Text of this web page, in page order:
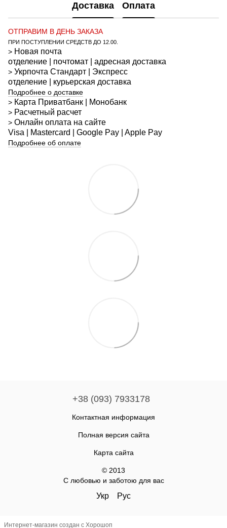
Доставка Оплата
ОТПРАВИМ В ДЕНЬ ЗАКАЗА
ПРИ ПОСТУПЛЕНИИ СРЕДСТВ ДО 12.00.
> Новая почта
отделение | почтомат | адресная доставка
> Укрпочта Стандарт
| Экспресс
отделение | курьерская доставка
Подробнее о доставке
> Карта Приватбанк | Монобанк
> Расчетный расчет
> Онлайн оплата на сайте
Visa | Mastercard | Google Pay | Apple Pay
Подробнее об оплате
+38 (093) 7933178
Контактная информация
Полная версия сайта
Карта сайта
© 2013
С любовью и заботою для вас
Укр Рус
Интернет-магазин создан с Хорошоп